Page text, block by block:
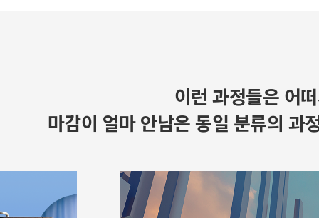
이런 과정들은 어
마감이 얼마 안남은 동일 분류의 과